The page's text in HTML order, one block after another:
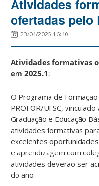
Atividades
ofertadas pelo
23/04/2025 16:40
Atividades formativas
em 2025.1:
O Programa de Formação
PROFOR/UFSC,
Graduação e Educação
atividades formativas
excelentes
e aprendizagem com
atividades deverão ser
do ano.